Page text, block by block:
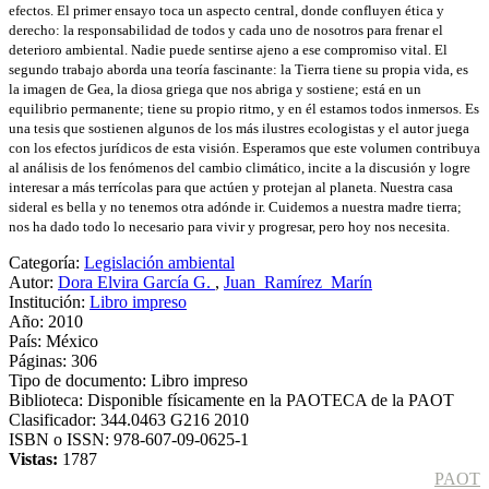
efectos. El primer ensayo toca un aspecto central, donde confluyen ética y
derecho: la responsabilidad de todos y cada uno de nosotros para frenar el
deterioro ambiental. Nadie puede sentirse ajeno a ese compromiso vital. El
segundo trabajo aborda una teoría fascinante: la Tierra tiene su propia vida, es
la imagen de Gea, la diosa griega que nos abriga y sostiene; está en un
equilibrio permanente; tiene su propio ritmo, y en él estamos todos inmersos. Es
una tesis que sostienen algunos de los más ilustres ecologistas y el autor juega
con los efectos jurídicos de esta visión. Esperamos que este volumen contribuya
al análisis de los fenómenos del cambio climático, incite a la discusión y logre
interesar a más terrícolas para que actúen y protejan al planeta. Nuestra casa
sideral es bella y no tenemos otra adónde ir. Cuidemos a nuestra madre tierra;
nos ha dado todo lo necesario para vivir y progresar, pero hoy nos necesita.
Categoría: Legislación ambiental
Autor: Dora Elvira García G. , Juan_Ramírez_Marín
Institución: Libro impreso
Año: 2010
País: México
Páginas: 306
Tipo de documento: Libro impreso
Biblioteca: Disponible físicamente en la PAOTECA de la PAOT
Clasificador: 344.0463 G216 2010
ISBN o ISSN: 978-607-09-0625-1
Vistas: 1787
PAOT